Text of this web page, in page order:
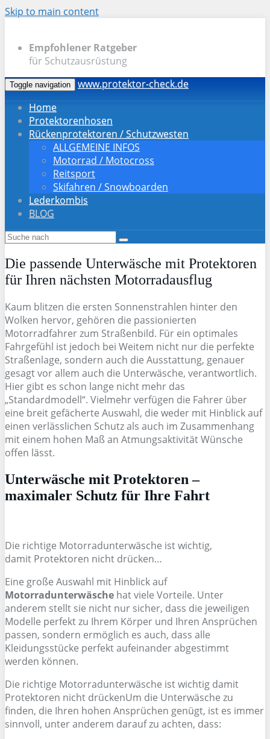
Skip to main content
Empfohlener Ratgeber
für Schutzausrüstung
Toggle navigation
www.protektor-check.de
Home
Protektorenhosen
Rückenprotektoren / Schutzwesten
ALLGEMEINE INFOS
Motorrad / Motocross
Reitsport
Skifahren / Snowboarden
Lederkombis
BLOG
Die passende Unterwäsche mit Protektoren
für Ihren nächsten Motorradausflug
Kaum blitzen die ersten Sonnenstrahlen hinter den
Wolken hervor, gehören die passionierten
Motorradfahrer zum Straßenbild. Für ein optimales
Fahrgefühl ist jedoch bei Weitem nicht nur die perfekte
Straßenlage, sondern auch die Ausstattung, genauer
gesagt vor allem auch die Unterwäsche, verantwortlich.
Hier gibt es schon lange nicht mehr das
„Standardmodell“. Vielmehr verfügen die Fahrer über
eine breit gefächerte Auswahl, die weder mit Hinblick auf
einen verlässlichen Schutz als auch im Zusammenhang
mit einem hohen Maß an Atmungsaktivität Wünsche
offen lässt.
Unterwäsche mit Protektoren –
maximaler Schutz für Ihre Fahrt
Die richtige Motorradunterwäsche ist wichtig,
damit Protektoren nicht drücken…
Eine große Auswahl mit Hinblick auf
Motorradunterwäsche hat viele Vorteile. Unter
anderem stellt sie nicht nur sicher, dass die jeweiligen
Modelle perfekt zu Ihrem Körper und Ihren Ansprüchen
passen, sondern ermöglich es auch, dass alle
Kleidungsstücke perfekt aufeinander abgestimmt
werden können.
Die richtige Motorradunterwäsche ist wichtig damit
Protektoren nicht drückenUm die Unterwäsche zu
finden, die Ihren hohen Ansprüchen genügt, ist es immer
sinnvoll, unter anderem darauf zu achten, dass: